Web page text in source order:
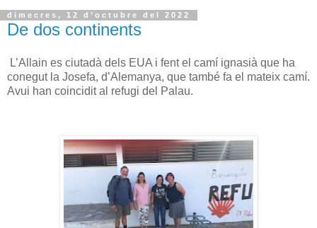
dimecres, 12 d’octubre del 2022
De dos continents
L’Allain es ciutadà dels EUA i fent el camí ignasià que ha
conegut la Josefa, d’Alemanya, que també fa el mateix camí.
Avui han coincidit al refugi del Palau.